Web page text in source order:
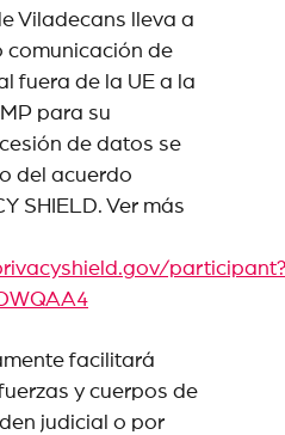
Viladecans lleva a
comunicación de
fuera de la UE a la
para su
de datos se
del acuerdo
SHIELD. Ver más
facilitará
y cuerpos de
judicial o por